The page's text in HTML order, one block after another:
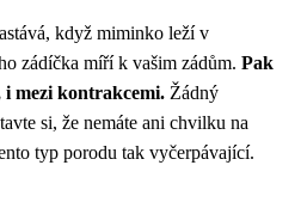
když miminko leží v
zádíčka míří k vašim zádům. Pak
i mezi kontrakcemi. Žádný
si, že nemáte ani chvilku na
typ porodu tak vyčerpávající.